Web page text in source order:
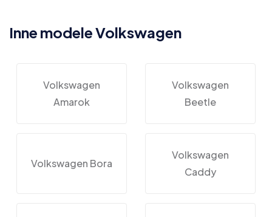
Inne modele Volkswagen
Volkswagen
Amarok
Volkswagen
Beetle
Volkswagen Bora
Volkswagen
Caddy